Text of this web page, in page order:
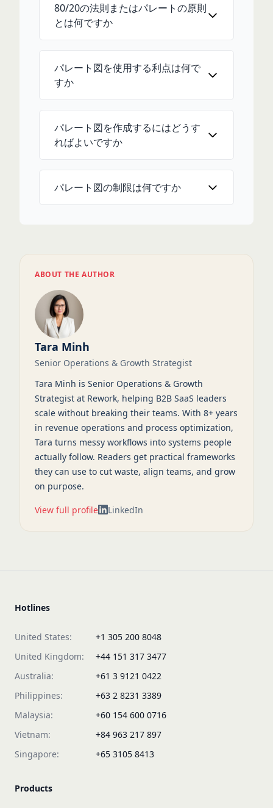
80/20の法則またはパレートの原則
とは何ですか
パレート図を使用する利点は何で
すか
パレート図を作成するにはどうす
ればよいですか
パレート図の制限は何ですか
ABOUT THE AUTHOR
Tara Minh
Senior Operations & Growth Strategist
Tara Minh is Senior Operations & Growth
Strategist at Rework, helping B2B SaaS leaders
scale without breaking their teams. With 8+ years
in revenue operations and process optimization,
Tara turns messy workflows into systems people
actually follow. Readers get practical frameworks
they can use to cut waste, align teams, and grow
on purpose.
View full profile LinkedIn
Hotlines
United States:
+1 305 200 8048
United Kingdom:
+44 151 317 3477
Australia:
+61 3 9121 0422
Philippines:
+63 2 8231 3389
Malaysia:
+60 154 600 0716
Vietnam:
+84 963 217 897
Singapore:
+65 3105 8413
Products